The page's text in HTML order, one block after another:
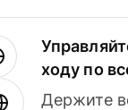
ходу по
Держите